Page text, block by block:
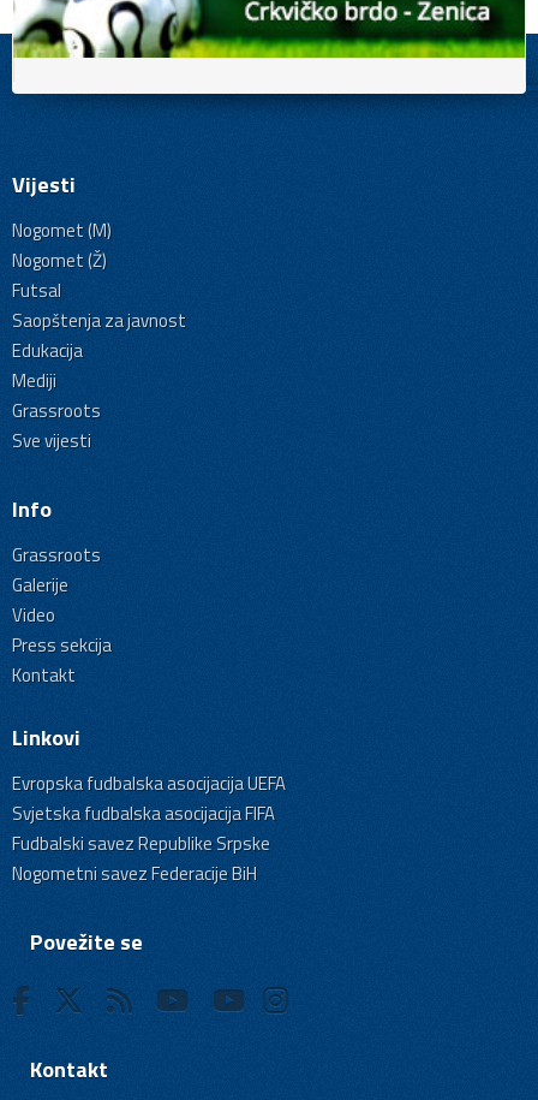
Vijesti
Nogomet (M)
Nogomet (Ž)
Futsal
Saopštenja za javnost
Edukacija
Mediji
Grassroots
Sve vijesti
Info
Grassroots
Galerije
Video
Press sekcija
Kontakt
Linkovi
Evropska fudbalska asocijacija UEFA
Svjetska fudbalska asocijacija FIFA
Fudbalski savez Republike Srpske
Nogometni savez Federacije BiH
Povežite se
Kontakt